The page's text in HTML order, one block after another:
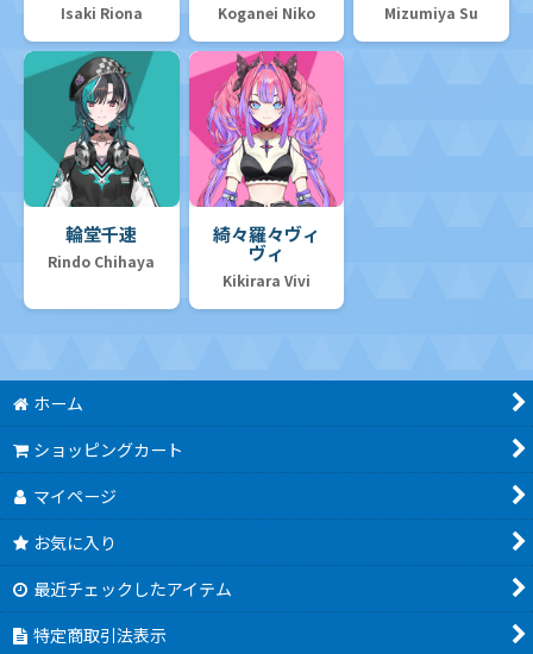
Isaki Riona Koganei Niko Mizumiya Su
輪堂千速
Rindo Chihaya
綺々羅々ヴィ
ヴィ
Kikirara Vivi
ホーム
ショッピングカート
マイページ
お気に入り
最近チェックしたアイテム
特定商取引法表示